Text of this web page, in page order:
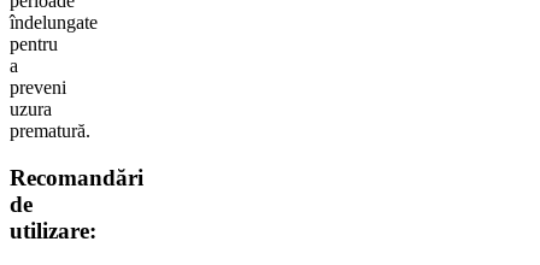
îndelungate
pentru
a
preveni
uzura
prematură.
Recomandări
de
utilizare: